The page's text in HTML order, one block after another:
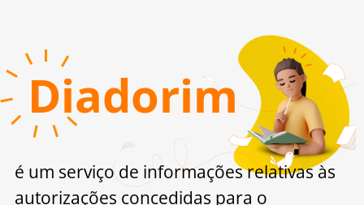
Diadorim
é um serviço de informações relativas às
autorizações concedidas para o